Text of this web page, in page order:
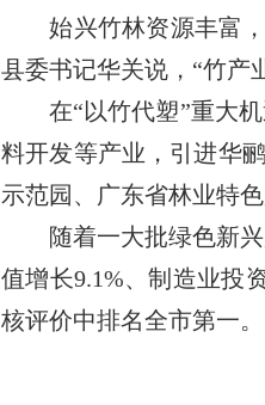
始兴竹林资源丰富，
县委书记华关说，“竹产
在“以竹代塑”重大机
料开发等产业，引进华
示范园、广东省林业特色
随着一大批绿色新兴
值增长9.1%、制造业投
核评价中排名全市第一。